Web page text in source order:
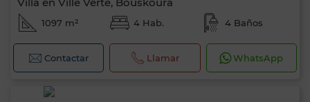
1097 m² 4 Hab. 4 Baños
Contactar Llamar WhatsApp